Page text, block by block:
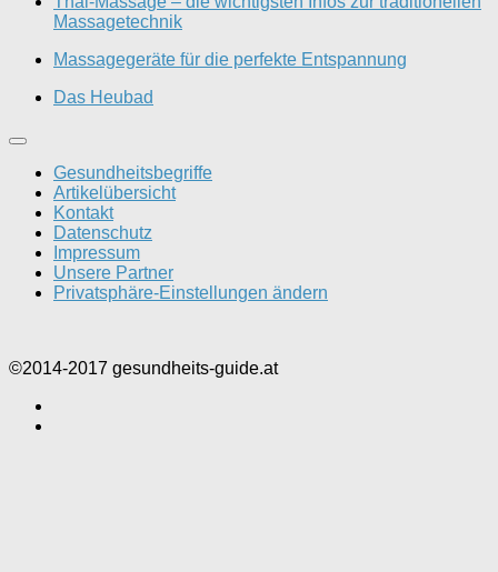
Massagetechnik
Massagegeräte für die perfekte Entspannung
Das Heubad
Gesundheitsbegriffe
Artikelübersicht
Kontakt
Datenschutz
Impressum
Unsere Partner
Privatsphäre-Einstellungen ändern
©2014-2017 gesundheits-guide.at